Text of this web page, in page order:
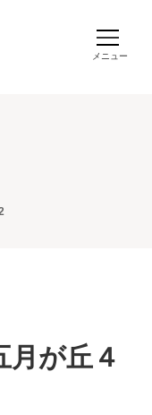
月が丘４